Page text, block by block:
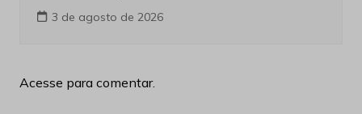
3 de agosto de 2026
Acesse para comentar.